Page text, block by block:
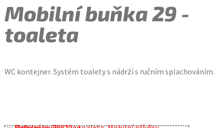
Mobilní buňka 29 -
toaleta
WC kontejner. Systém toalety s nádrží s ručním splachováním.